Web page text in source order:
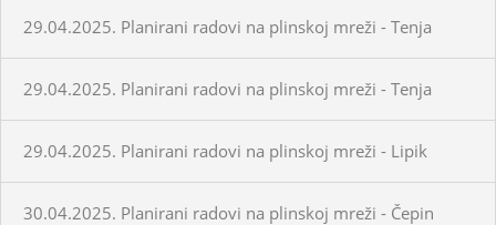
29.04.2025. Planirani radovi na plinskoj mreži - Tenja
29.04.2025. Planirani radovi na plinskoj mreži - Tenja
29.04.2025. Planirani radovi na plinskoj mreži - Lipik
30.04.2025. Planirani radovi na plinskoj mreži - Čepin